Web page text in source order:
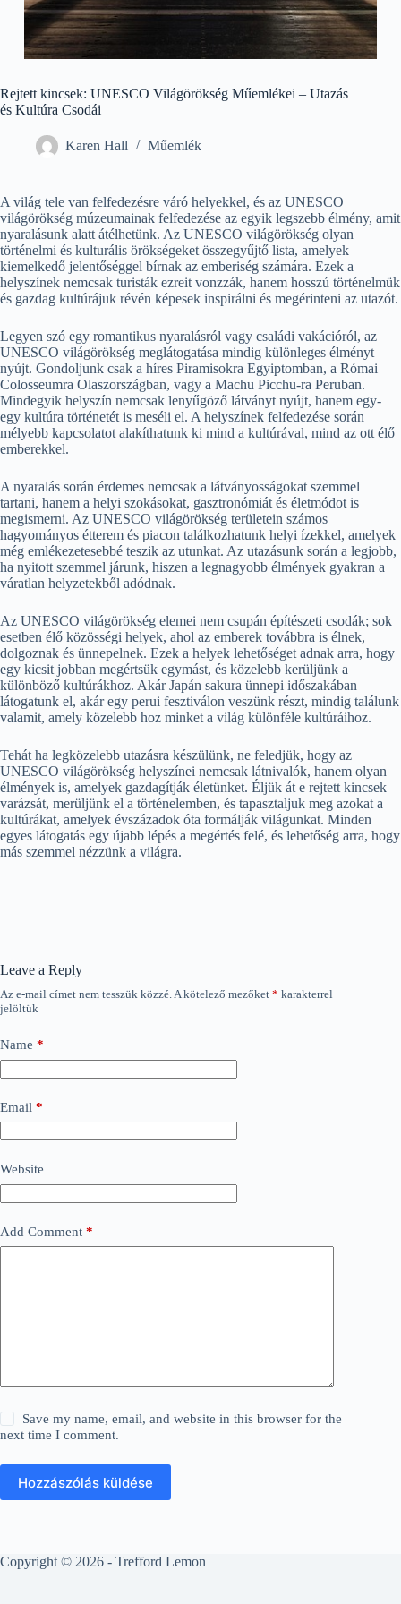
Rejtett kincsek: UNESCO Világörökség Műemlékei – Utazás
és Kultúra Csodái
Karen Hall Műemlék
A világ tele van felfedezésre váró helyekkel, és az UNESCO
világörökség múzeumainak felfedezése az egyik legszebb élmény, amit
nyaralásunk alatt átélhetünk. Az UNESCO világörökség olyan
történelmi és kulturális örökségeket összegyűjtő lista, amelyek
kiemelkedő jelentőséggel bírnak az emberiség számára. Ezek a
helyszínek nemcsak turisták ezreit vonzzák, hanem hosszú történelmük
és gazdag kultúrájuk révén képesek inspirálni és megérinteni az utazót.
Legyen szó egy romantikus nyaralásról vagy családi vakációról, az
UNESCO világörökség meglátogatása mindig különleges élményt
nyújt. Gondoljunk csak a híres Piramisokra Egyiptomban, a Római
Colosseumra Olaszországban, vagy a Machu Picchu-ra Peruban.
Mindegyik helyszín nemcsak lenyűgöző látványt nyújt, hanem egy-
egy kultúra történetét is meséli el. A helyszínek felfedezése során
mélyebb kapcsolatot alakíthatunk ki mind a kultúrával, mind az ott élő
emberekkel.
A nyaralás során érdemes nemcsak a látványosságokat szemmel
tartani, hanem a helyi szokásokat, gasztronómiát és életmódot is
megismerni. Az UNESCO világörökség területein számos
hagyományos étterem és piacon találkozhatunk helyi ízekkel, amelyek
még emlékezetesebbé teszik az utunkat. Az utazásunk során a legjobb,
ha nyitott szemmel járunk, hiszen a legnagyobb élmények gyakran a
váratlan helyzetekből adódnak.
Az UNESCO világörökség elemei nem csupán építészeti csodák; sok
esetben élő közösségi helyek, ahol az emberek továbbra is élnek,
dolgoznak és ünnepelnek. Ezek a helyek lehetőséget adnak arra, hogy
egy kicsit jobban megértsük egymást, és közelebb kerüljünk a
különböző kultúrákhoz. Akár Japán sakura ünnepi időszakában
látogatunk el, akár egy perui fesztiválon veszünk részt, mindig találunk
valamit, amely közelebb hoz minket a világ különféle kultúráihoz.
Tehát ha legközelebb utazásra készülünk, ne feledjük, hogy az
UNESCO világörökség helyszínei nemcsak látnivalók, hanem olyan
élmények is, amelyek gazdagítják életünket. Éljük át e rejtett kincsek
varázsát, merüljünk el a történelemben, és tapasztaljuk meg azokat a
kultúrákat, amelyek évszázadok óta formálják világunkat. Minden
egyes látogatás egy újabb lépés a megértés felé, és lehetőség arra, hogy
más szemmel nézzünk a világra.
Leave a Reply
Az e-mail címet nem tesszük közzé.A kötelező mezőket * karakterrel
jelöltük
Name *
Email *
Website
Add Comment *
Save my name, email, and website in this browser for the
next time I comment.
Hozzászólás küldése
Copyright © 2026 - Trefford Lemon